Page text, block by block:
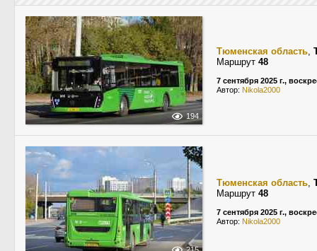
194
Тюменская область,
Маршрут 48
7 сентября 2025 г.,
Автор: Nikola2000
Тюменская область,
Маршрут 48
7 сентября 2025 г.,
Автор: Nikola2000